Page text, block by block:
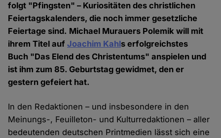
folgt "Pfingsten" – Kuriositäten des christlichen
Feiertagskalenders, die noch immer gesetzliche
Feiertage sind. Michael Murauers Polemik will mit
ihrem Titel aufJoachim Kahls erfolgreichstes
Buch "Das Elend des Christentums" anspielen und
ist ihm zum 85. Geburtstag gewidmet, den er
gestern gefeiert hat.
In den Redaktionen – und insbesondere in den
Meinungs-, Feuilleton- und Kulturredaktionen – aller
bedeutenden deutschen Printmedien lässt sich eine